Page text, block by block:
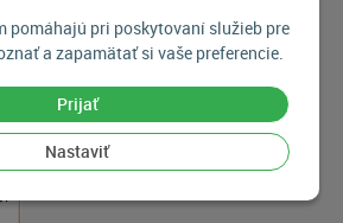
pomáhajú pri poskytovaní služieb pre
a zapamätať si vaše preferencie.
Prijať
Nastaviť